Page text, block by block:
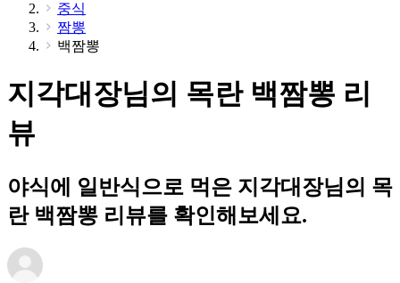
중식
짬뽕
백짬뽕
지각대장님의 목란 백짬뽕 리
뷰
야식에 일반식으로 먹은 지각대장님의 목
란 백짬뽕 리뷰를 확인해보세요.